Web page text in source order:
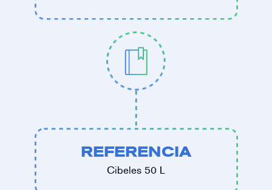
REFERENCIA
Cibeles 50 L